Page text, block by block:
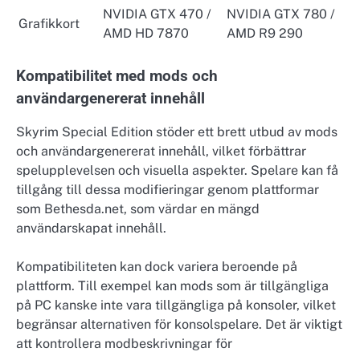
Grafikkort
NVIDIA GTX 470 /
AMD HD 7870
NVIDIA GTX 780 /
AMD R9 290
Kompatibilitet med mods och
användargenererat innehåll
Skyrim Special Edition stöder ett brett utbud av mods
och användargenererat innehåll, vilket förbättrar
spelupplevelsen och visuella aspekter. Spelare kan få
tillgång till dessa modifieringar genom plattformar
som Bethesda.net, som värdar en mängd
användarskapat innehåll.
Kompatibiliteten kan dock variera beroende på
plattform. Till exempel kan mods som är tillgängliga
på PC kanske inte vara tillgängliga på konsoler, vilket
begränsar alternativen för konsolspelare. Det är viktigt
att kontrollera modbeskrivningar för